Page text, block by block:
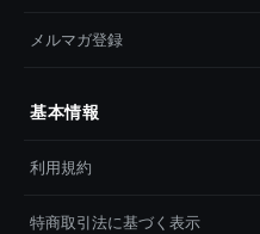
メルマガ登録
基本情報
利用規約
特商取引法に基づく表示